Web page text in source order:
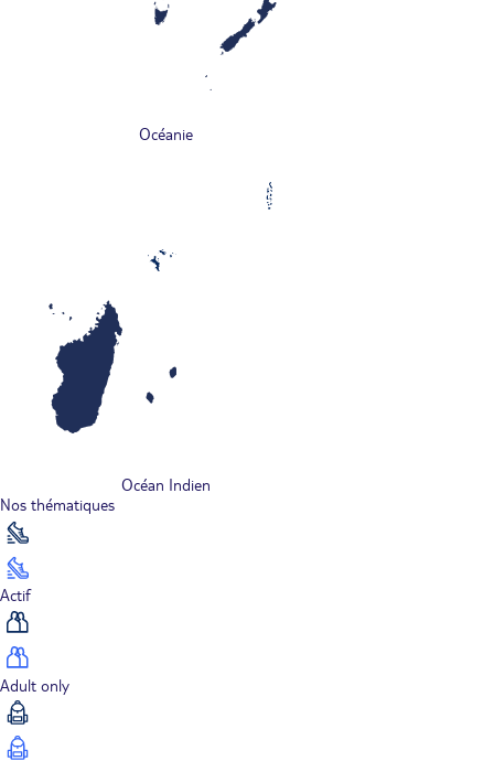
Océanie
Océan Indien
Nos thématiques
Actif
Adult only